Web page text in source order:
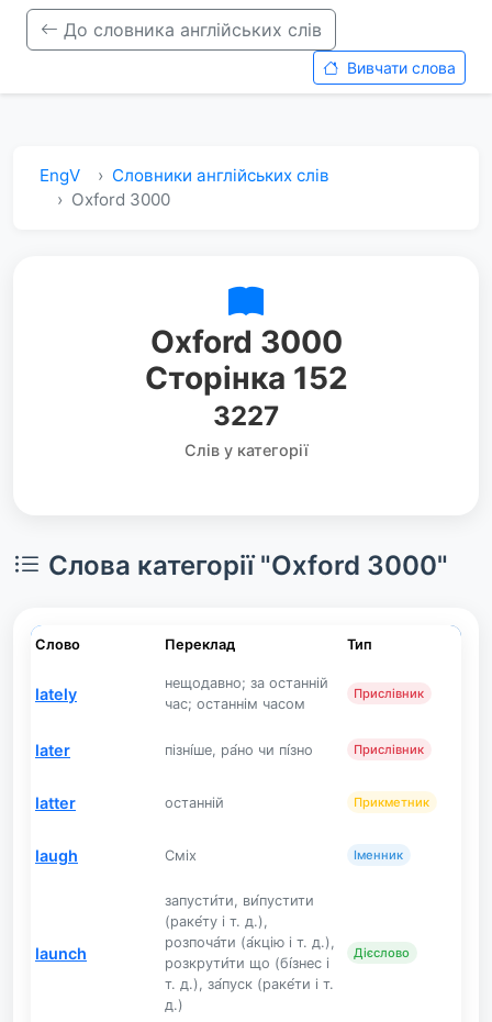
До словника англійських слів
Вивчати слова
EngV
Словники англійських слів
Oxford 3000
Oxford 3000
Сторінка 152
3227
Слів у категорії
Слова категорії "Oxford 3000"
Слово Переклад Тип
lately
нещодавно; за останній
час; останнім часом
Прислівник
later пізні́ше, ра́но чи пі́зно Прислівник
latter останній Прикметник
laugh Сміх Іменник
launch
запусти́ти, ви́пустити
(раке́ту і т. д.),
розпоча́ти (а́кцію і т. д.),
розкрути́ти що (бі́знес і
т. д.), за́пуск (раке́ти і т.
д.)
Дієслово